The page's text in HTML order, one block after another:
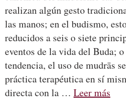
realizan algún gesto
las manos; en el budismo,
reducidos a seis o siete
eventos de la vida del Buda;
tendencia, el uso de mudrās
práctica terapéutica en sí
directa con la … Leer más